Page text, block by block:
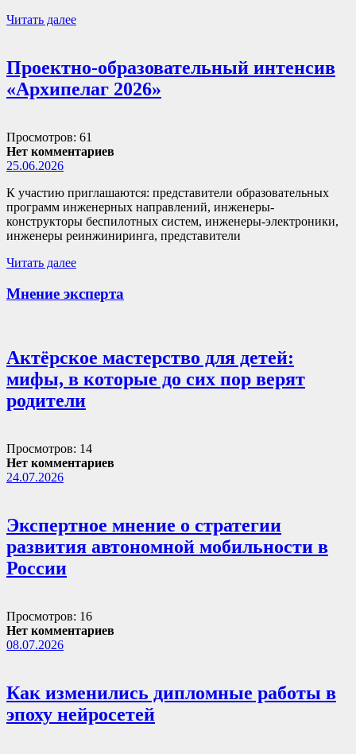
Читать далее
Проектно-образовательный интенсив
«Архипелаг 2026»
Просмотров: 61
Нет комментариев
25.06.2026
К участию приглашаются: представители образовательных
программ инженерных направлений, инженеры-
конструкторы беспилотных систем, инженеры-электроники,
инженеры реинжиниринга, представители
Читать далее
Мнение эксперта
Актёрское мастерство для детей:
мифы, в которые до сих пор верят
родители
Просмотров: 14
Нет комментариев
24.07.2026
Экспертное мнение о стратегии
развития автономной мобильности в
России
Просмотров: 16
Нет комментариев
08.07.2026
Как изменились дипломные работы в
эпоху нейросетей